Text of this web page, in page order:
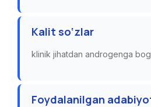
Kalit so‘zlar
klinik jihatdan androgenga
Foydalanilgan